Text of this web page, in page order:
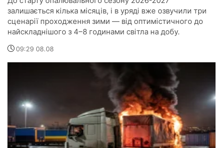
залишається кілька місяців, і в уряді вже озвучили три
сценарії проходження зими — від оптимістичного до
найскладнішого з 4–8 годинами світла на добу.
09:29 08.08